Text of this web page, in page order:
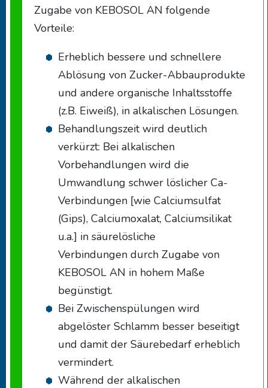
Zugabe von KEBOSOL AN folgende
Vorteile:
Erheblich bessere und schnellere
Ablösung von Zucker-Abbauprodukte
und andere organische Inhaltsstoffe
(z.B. Eiweiß), in alkalischen Lösungen.
Behandlungszeit wird deutlich
verkürzt: Bei alkalischen
Vorbehandlungen wird die
Umwandlung schwer löslicher Ca-
Verbindungen [wie Calciumsulfat
(Gips), Calciumoxalat, Calciumsilikat
u.a.] in säurelösliche
Verbindungen durch Zugabe von
KEBOSOL AN in hohem Maße
begünstigt.
Bei Zwischenspülungen wird
abgelöster Schlamm besser beseitigt
und damit der Säurebedarf erheblich
vermindert.
Während der alkalischen